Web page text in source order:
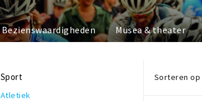
Bezienswaardigheden Musea & theater
Sport
Atletiek
Sorteren op